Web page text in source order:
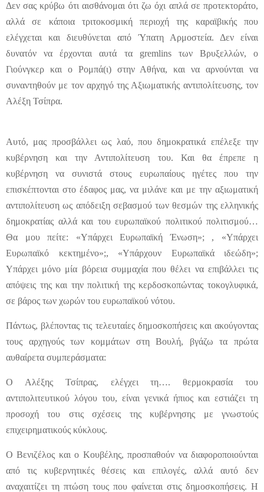
Δεν σας κρύβω ότι αισθάνομαι ότι ζω όχι απλά σε προτεκτοράτο,
αλλά σε κάποια τριτοκοσμική περιοχή της καραϊβικής που
ελέγχεται και διευθύνεται από Ύπατη Αρμοστεία. Δεν είναι
δυνατόν να έρχονται αυτά τα gremlins των Βρυξελλών, ο
Γιούνγκερ και ο Ρομπά(ι) στην Αθήνα, και να αρνούνται να
συναντηθούν με τον αρχηγό της Αξιωματικής αντιπολίτευσης, τον
Αλέξη Τσίπρα.
Αυτό, μας προσβάλλει ως λαό, που δημοκρατικά επέλεξε την
κυβέρνηση και την Αντιπολίτευση του. Και θα έπρεπε η
κυβέρνηση να συνιστά στους ευρωπαίους ηγέτες που την
επισκέπτονται στο έδαφος μας, να μιλάνε και με την αξιωματική
αντιπολίτευση ως απόδειξη σεβασμού των θεσμών της ελληνικής
δημοκρατίας αλλά και του ευρωπαϊκού πολιτικού πολιτισμού…
Θα μου πείτε: «Υπάρχει Ευρωπαϊκή Ένωση»; , «Υπάρχει
Ευρωπαϊκό κεκτημένο»;, «Υπάρχουν Ευρωπαϊκά ιδεώδη»;
Υπάρχει μόνο μία βόρεια συμμαχία που θέλει να επιβάλλει τις
απόψεις της και την πολιτική της κερδοσκοπώντας τοκογλυφικά,
σε βάρος των χωρών του ευρωπαϊκού νότου.
Πάντως, βλέποντας τις τελευταίες δημοσκοπήσεις και ακούγοντας
τους αρχηγούς των κομμάτων στη Βουλή, βγάζω τα πρώτα
αυθαίρετα συμπεράσματα:
Ο Αλέξης Τσίπρας, ελέγχει τη…. θερμοκρασία του
αντιπολιτευτικού λόγου του, είναι γενικά ήπιος και εστιάζει τη
προσοχή του στις σχέσεις της κυβέρνησης με γνωστούς
επιχειρηματικούς κύκλους.
Ο Βενιζέλος και ο Κουβέλης, προσπαθούν να διαφοροποιούνται
από τις κυβερνητικές θέσεις και επιλογές, αλλά αυτό δεν
αναχαιτίζει τη πτώση τους που φαίνεται στις δημοσκοπήσεις. Η